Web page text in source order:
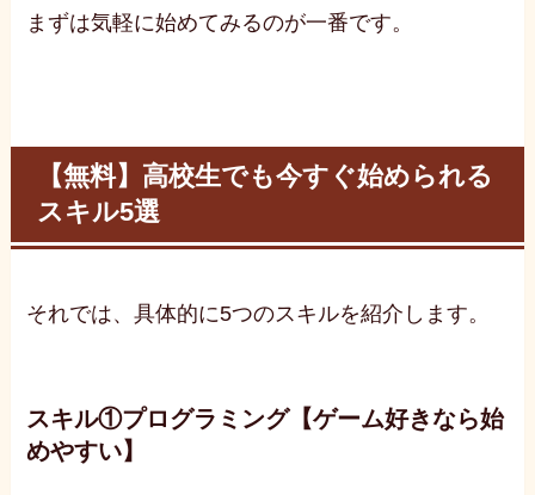
まずは気軽に始めてみるのが一番です。
【無料】高校生でも今すぐ始められる
スキル5選
それでは、具体的に5つのスキルを紹介します。
スキル①プログラミング【ゲーム好きなら始
めやすい】